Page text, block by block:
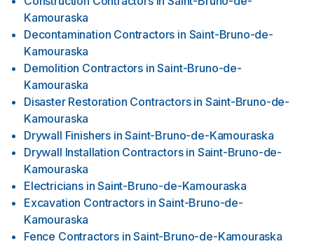
Kamouraska
Decontamination Contractors in Saint-Bruno-de-
Kamouraska
Demolition Contractors in Saint-Bruno-de-
Kamouraska
Disaster Restoration Contractors in Saint-Bruno-de-
Kamouraska
Drywall Finishers in Saint-Bruno-de-Kamouraska
Drywall Installation Contractors in Saint-Bruno-de-
Kamouraska
Electricians in Saint-Bruno-de-Kamouraska
Excavation Contractors in Saint-Bruno-de-
Kamouraska
Fence Contractors in Saint-Bruno-de-Kamouraska